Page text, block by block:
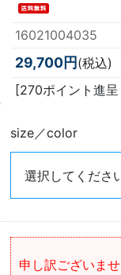
16021004035
29,700円(税込)
[270ポイント進
size／color
申し訳ございま